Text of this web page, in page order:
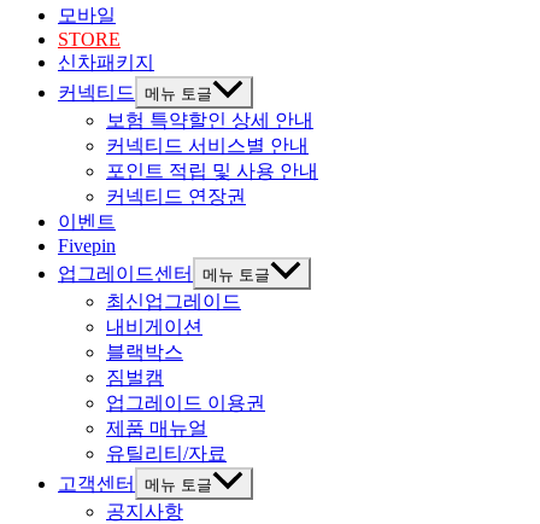
모바일
STORE
신차패키지
커넥티드 메뉴 토글
보험 특약할인 상세 안내
커넥티드 서비스별 안내
포인트 적립 및 사용 안내
커넥티드 연장권
이벤트
Fivepin
업그레이드센터
메뉴 토글
최신업그레이드
내비게이션
블랙박스
짐벌캠
업그레이드 이용권
제품 매뉴얼
유틸리티/자료
고객센터
메뉴 토글
공지사항